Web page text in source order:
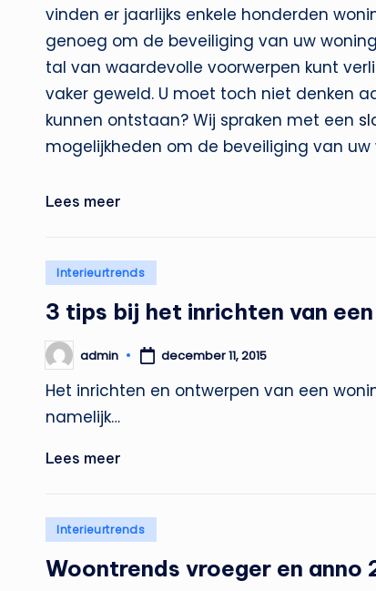
vinden er jaarlijks enkele honderden
genoeg om de beveiliging van uw
tal van waardevolle voorwerpen kunt
vaker geweld. U moet toch niet denken
kunnen ontstaan? Wij spraken met een
mogelijkheden om de beveiliging van
Lees meer
Geplaatst
Interieurtrends
3 tips bij het inrichten van
Geplaatst
door
admin december 11, 2015
Het inrichten en ontwerpen van een
namelijk…
Lees meer
Geplaatst
Interieurtrends
Woontrends vroeger en anno